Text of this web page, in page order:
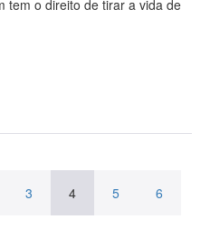
tem o direito de tirar a vida de
3 4 5 6